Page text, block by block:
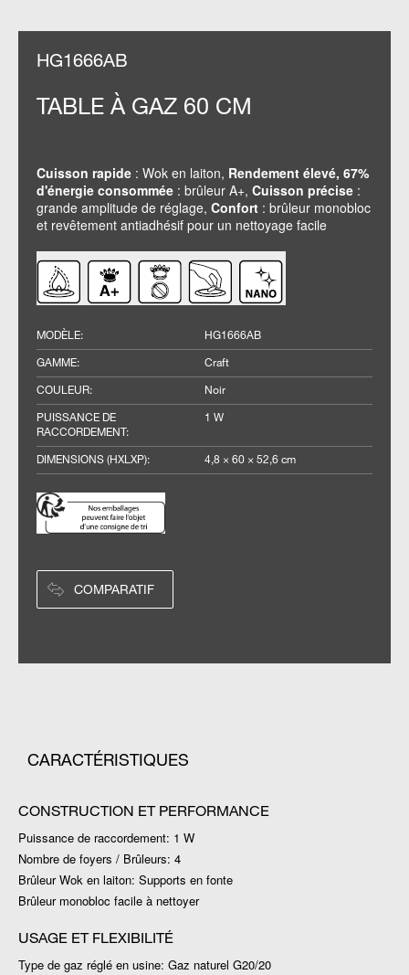
HG1666AB
TABLE À GAZ 60 CM
Cuisson rapide : Wok en laiton, Rendement élevé, 67%
d'énergie consommée : brûleur A+, Cuisson précise :
grande amplitude de réglage, Confort : brûleur monobloc
et revêtement antiadhésif pour un nettoyage facile
MODÈLE:
HG1666AB
GAMME:
Craft
COULEUR:
Noir
PUISSANCE DE
RACCORDEMENT:
1 W
DIMENSIONS (HXLXP): 4,8 × 60 × 52,6 cm
COMPARATIF
CARACTÉRISTIQUES
CONSTRUCTION ET PERFORMANCE
Puissance de raccordement: 1 W
Nombre de foyers / Brûleurs: 4
Brûleur Wok en laiton: Supports en fonte
Brûleur monobloc facile à nettoyer
USAGE ET FLEXIBILITÉ
Type de gaz réglé en usine: Gaz naturel G20/20